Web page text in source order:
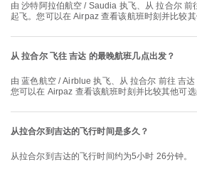
由 沙特阿拉伯航空 / Saudia 执飞、从 拉合尔 前往 吉达 的最早航班于 02:35
起飞。您可以在 Airpaz 查看该航班时刻并比较其
从 拉合尔 飞往 吉达 的最晚航班几点出发？
由 蓝色航空 / Airblue 执飞、从 拉合尔 前往 吉达 的最晚航班于 23:35 起飞。
您可以在 Airpaz 查看该航班时刻并比较其他可选
从拉合尔到吉达的飞行时间是多久？
从拉合尔到吉达的飞行时间约为5小时 26分钟。